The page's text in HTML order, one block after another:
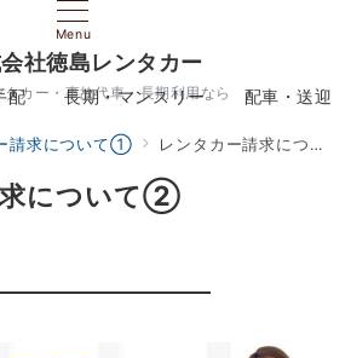
Menu
社徳島レンタカー
カー・事故代車・長期利用なら
配 長期・マンスリー 配車・送迎
請求について① レンタカー請求について②
求について②